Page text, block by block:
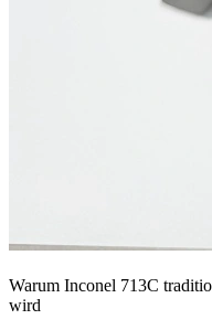
Warum Inconel 713C
wird